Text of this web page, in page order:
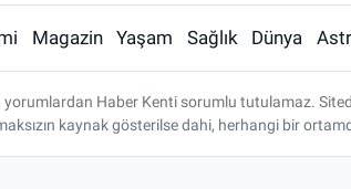
Magazin Yaşam Sağlık Dünya
Haber Kenti sorumlu tutulamaz.
kaynak gösterilse dahi, herhangi bir